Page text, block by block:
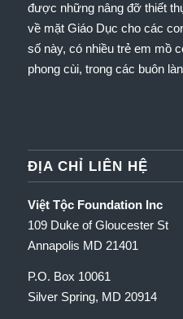
được những nâng đỡ thiết
về mặt Giáo Dục cho các
số này, có nhiều trẻ em mồ
phong cùi, trong các buôn
ĐỊA CHỈ LIÊN HỆ
Việt Tộc Foundation Inc
109 Duke of Gloucester St
Annapolis MD 21401
P.O. Box 10061
Silver Spring, MD 20914